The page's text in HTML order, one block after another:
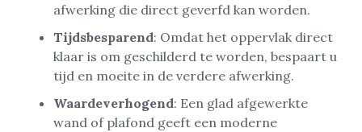
afwerking die direct geverfd kan worden.
Tijdsbesparend: Omdat het oppervlak direct
klaar is om geschilderd te worden, bespaart u
tijd en moeite in de verdere afwerking.
Waardeverhogend: Een glad afgewerkte
wand of plafond geeft een moderne